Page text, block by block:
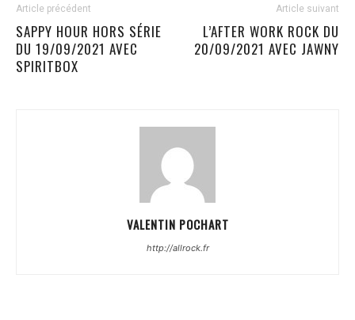
Article précédent
SAPPY HOUR HORS SÉRIE
DU 19/09/2021 AVEC
SPIRITBOX
Article suivant
L’AFTER WORK ROCK DU
20/09/2021 AVEC JAWNY
VALENTIN POCHART
http://allrock.fr